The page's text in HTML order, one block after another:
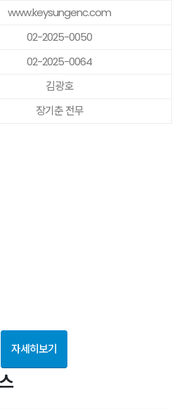
www.keysungenc.com
02-2025-0050
02-2025-0064
김광호
장기춘 전무
자세히보기